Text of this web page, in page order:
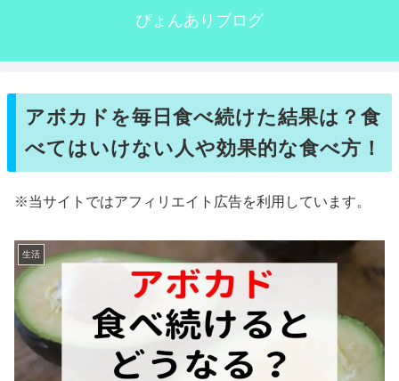
ぴょんありブログ
アボカドを毎日食べ続けた結果は？食
べてはいけない人や効果的な食べ方！
※当サイトではアフィリエイト広告を利用しています。
生活